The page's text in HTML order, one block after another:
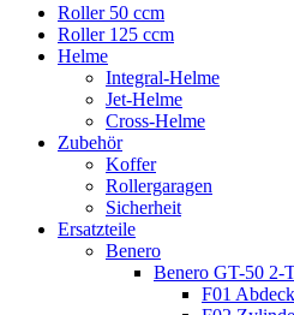
Roller 50 ccm
Roller 125 ccm
Helme
Integral-Helme
Jet-Helme
Cross-Helme
Zubehör
Koffer
Rollergaragen
Sicherheit
Ersatzteile
Benero
Benero GT-50 2-
F01